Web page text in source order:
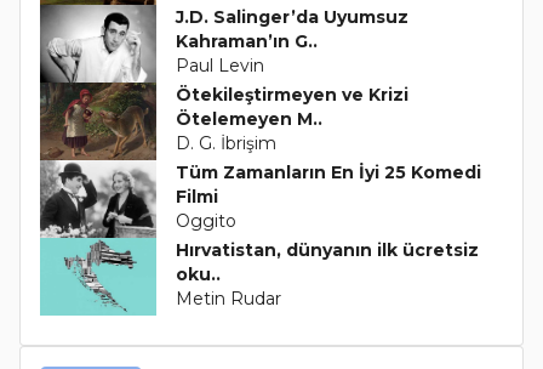
J.D. Salinger’da Uyumsuz
Kahraman’ın G..
Paul Levin
Ötekileştirmeyen ve Krizi
Ötelemeyen M..
D. G. İbrişim
Tüm Zamanların En İyi 25 Komedi
Filmi
Oggito
Hırvatistan, dünyanın ilk ücretsiz
oku..
Metin Rudar